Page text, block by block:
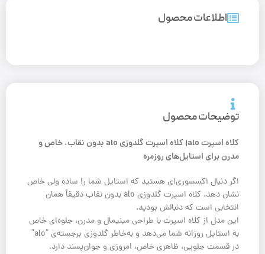
توضیحات محصول
کلاه اسپرت alo| کلاه اسپرت گلدوزی alo بدون نقاب، خاص و
مدرن برای استایل‌های روزمره
اگر دنبال اکسسوری‌ای هستید که استایل شما را ساده ولی خاص
نشان دهد، کلاه اسپرت گلدوزی alo بدون نقاب دقیقاً همان
انتخابی است که دنبالش بودید.
این مدل از کلاه اسپرت با طراحی مینیمال و مدرن، جلوه‌ای خاص
به استایل روزانه شما می‌دهد و به‌خاطر گلدوزی برجسته‌ی “alo”
در قسمت جلویی، ظاهری خاص، امروزی و جوان‌پسند دارد.
اطلاعات محصول